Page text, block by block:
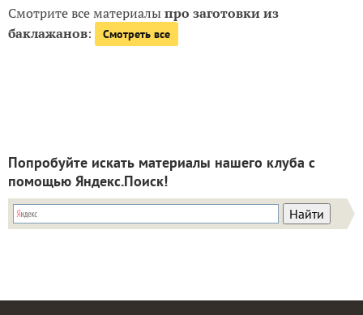
Смотрите все материалыпро заготовки из
баклажанов: Смотреть все
Попробуйте искать материалы нашего клуба с
помощью Яндекс.Поиск!